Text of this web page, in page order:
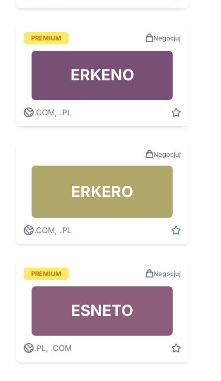
PREMIUM Negocjuj
ERKENO
.COM, .PL
Negocjuj
ERKERO
.COM, .PL
PREMIUM Negocjuj
ESNETO
.PL, .COM